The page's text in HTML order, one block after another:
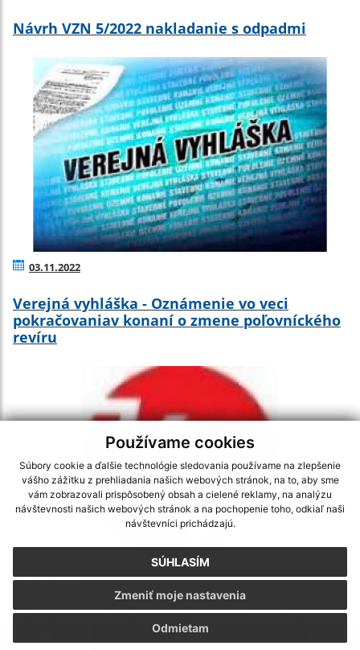
Používame cookies
Súbory cookie a ďalšie technológie sledovania používame na zlepšenie
vášho zážitku z prehliadania našich webových stránok, na to, aby sme
vám zobrazovali prispôsobený obsah a cielené reklamy, na analýzu
návštevnosti našich webových stránok a na pochopenie toho, odkiaľ naši
návštevníci prichádzajú.
SÚHLASÍM
Odmietam
Zmeniť moje nastavenia
Návrh VZN 5/2022 nakladanie s odpadmi
03.11.2022
Verejná vyhláška - Oznámenie vo veci
pokračovaniav konaní o zmene poľovníckého
revíru
23.09.2022
VZN o určení výšky príspevkov v MŠ a ŠZ
zriadených obcou Horovce